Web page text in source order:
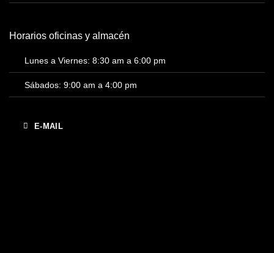
Horarios oficinas y almacén
Lunes a Viernes: 8:30 am a 6:00 pm
Sábados: 9:00 am a 4:00 pm
E-MAIL